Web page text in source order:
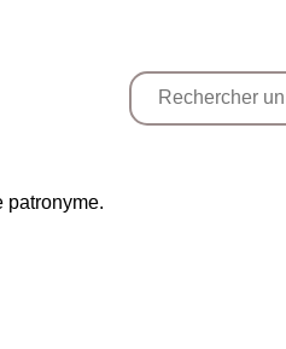
patronyme.